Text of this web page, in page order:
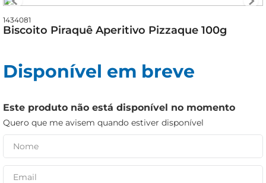
1434081
Biscoito Piraquê Aperitivo Pizzaque 100g
Disponível em breve
Este produto não está disponível no momento
Quero que me avisem quando estiver disponível
queijo
arroz
iogurte
papel higiênico
cerveja